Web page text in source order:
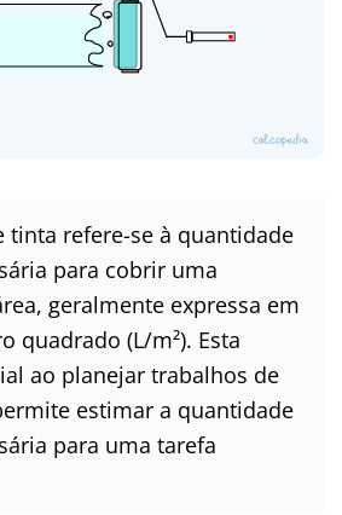
tinta refere-se à quantidade
para cobrir uma
geralmente expressa em
quadrado (L/m²). Esta
ao planejar trabalhos de
estimar a quantidade
para uma tarefa